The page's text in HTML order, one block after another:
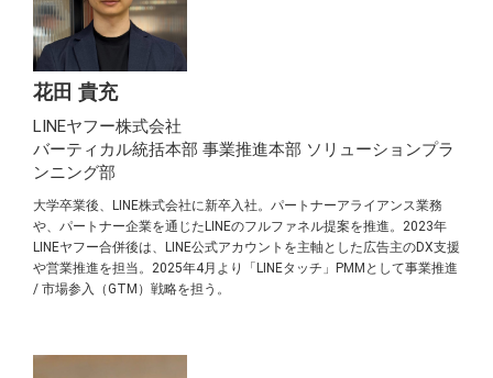
花田 貴充
LINEヤフー株式会社
バーティカル統括本部 事業推進本部 ソリューションプラ
ンニング部
大学卒業後、LINE株式会社に新卒入社。パートナーアライアンス業務
や、パートナー企業を通じたLINEのフルファネル提案を推進。2023年
LINEヤフー合併後は、LINE公式アカウントを主軸とした広告主のDX支援
や営業推進を担当。2025年4月より「LINEタッチ」PMMとして事業推進
/ 市場参入（GTM）戦略を担う。